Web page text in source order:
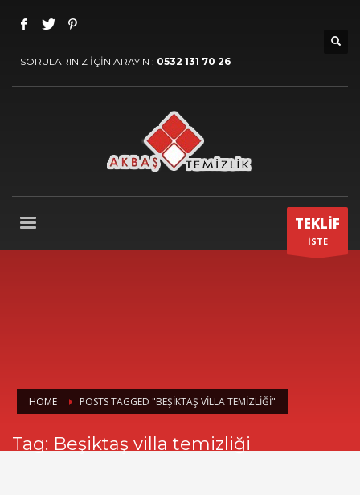
SORULARINIZ İÇİN ARAYIN : 0532 131 70 26
TEKLİF
İSTE
HOME POSTS TAGGED "BEŞIKTAŞ VILLA TEMIZLIĞI"
Tag: Beşiktaş villa temizliği